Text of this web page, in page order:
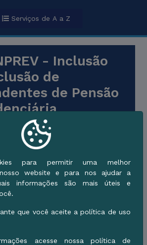
Serviços de A a Z
- Inclusão
de
de Pensão
Municipal de
Receita e Administração
ao Servidor
Serviço
utilizar
para permitir uma melhor
website e para nos ajudar a
informações são mais úteis e
que você aceite a política de uso
acesse nossa política de